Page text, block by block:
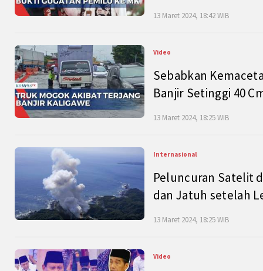
13 Maret 2024, 18:42 WIB
Video
Sebabkan
Banjir Setinggi 40
13 Maret 2024, 18:25 WIB
Internasional
Peluncuran Satelit
dan Jatuh setelah
13 Maret 2024, 18:25 WIB
Video